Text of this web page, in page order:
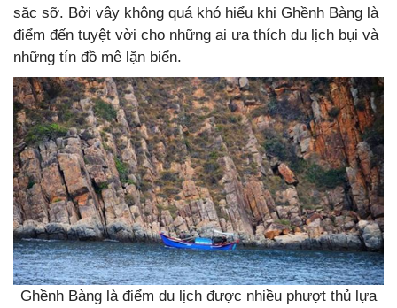
sặc sỡ. Bởi vậy không quá khó hiểu khi Ghềnh Bàng là
điểm đến tuyệt vời cho những ai ưa thích du lịch bụi và
những tín đồ mê lặn biển.
Ghềnh Bàng là điểm du lịch được nhiều phượt thủ lựa